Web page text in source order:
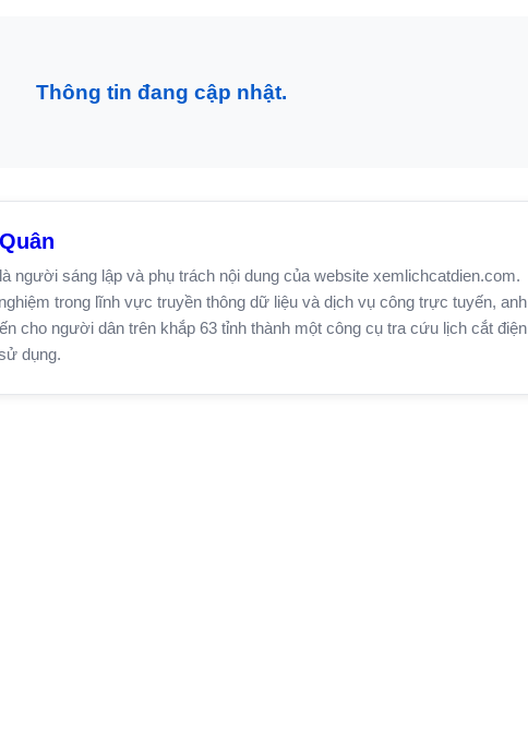
Thông tin đang cập nhật.
người sáng lập và phụ trách nội dung của website xemlichcatdien.com.
trong lĩnh vực truyền thông dữ liệu và dịch vụ công trực tuyến, anh
cho người dân trên khắp 63 tỉnh thành một công cụ tra cứu lịch cắt điện
dụng.